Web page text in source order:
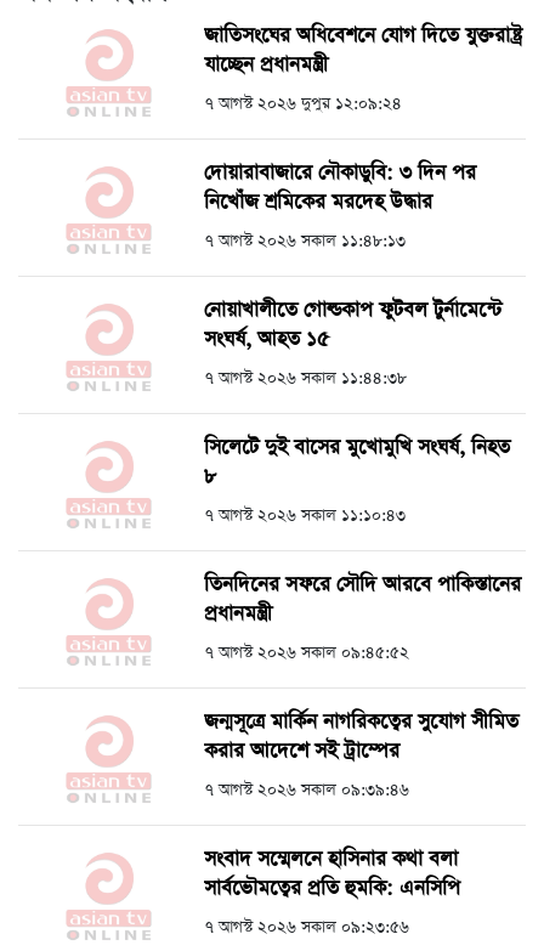
জাতিসংঘের অধিবেশনে যোগ দিতে যুক্তরাষ্ট্র
যাচ্ছেন প্রধানমন্ত্রী
৭ আগস্ট ২০২৬ দুপুর ১২:০৯:২৪
দোয়ারাবাজারে নৌকাডুবি: ৩ দিন পর
নিখোঁজ শ্রমিকের মরদেহ উদ্ধার
৭ আগস্ট ২০২৬ সকাল ১১:৪৮:১৩
নোয়াখালীতে গোল্ডকাপ ফুটবল টুর্নামেন্টে
সংঘর্ষ, আহত ১৫
৭ আগস্ট ২০২৬ সকাল ১১:৪৪:৩৮
সিলেটে দুই বাসের মুখোমুখি সংঘর্ষ, নিহত
৮
৭ আগস্ট ২০২৬ সকাল ১১:১০:৪৩
তিনদিনের সফরে সৌদি আরবে পাকিস্তানের
প্রধানমন্ত্রী
৭ আগস্ট ২০২৬ সকাল ০৯:৪৫:৫২
জন্মসূত্রে মার্কিন নাগরিকত্বের সুযোগ সীমিত
করার আদেশে সই ট্রাম্পের
৭ আগস্ট ২০২৬ সকাল ০৯:৩৯:৪৬
সংবাদ সম্মেলনে হাসিনার কথা বলা
সার্বভৌমত্বের প্রতি হুমকি: এনসিপি
৭ আগস্ট ২০২৬ সকাল ০৯:২৩:৫৬